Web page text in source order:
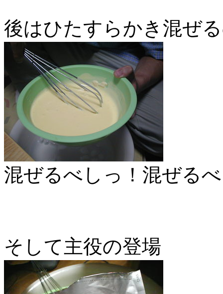
後はひたすらかき混ぜ
混ぜるべしっ！混ぜる
そして主役の登場